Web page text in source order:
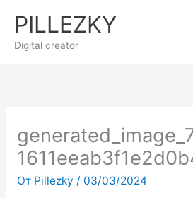
содержимому
PILLEZKY
Digital creator
От Pillezky / 03/03/2024